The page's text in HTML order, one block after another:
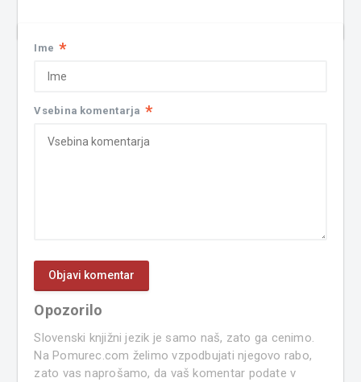
Ime *
Vsebina komentarja *
Opozorilo
Slovenski knjižni jezik je samo naš, zato ga cenimo.
Na Pomurec.com želimo vzpodbujati njegovo rabo,
zato vas naprošamo, da vaš komentar podate v